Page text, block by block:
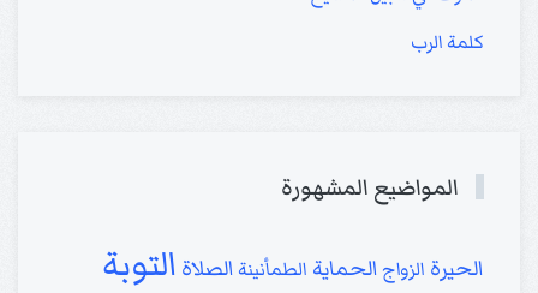
كلمة الرب
المواضيع المشهورة
الحيرة الزواج الحماية الطمأنينة الصلاة التوبة